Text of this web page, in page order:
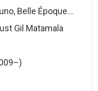
Belle Époque...
Gil Matamala